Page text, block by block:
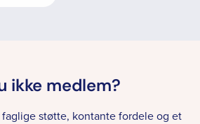
ikke medlem?
støtte, kontante fordele og et